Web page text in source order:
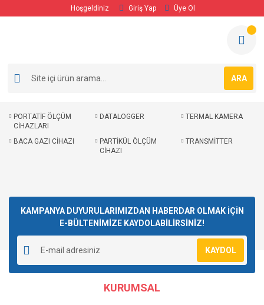
Hoşgeldiniz Giriş Yap Üye Ol
ARA
PORTATİF ÖLÇÜM
CİHAZLARI
DATALOGGER TERMAL KAMERA
BACA GAZI CİHAZI
PARTİKÜL ÖLÇÜM
CİHAZI
TRANSMİTTER
KAMPANYA DUYURULARIMIZDAN HABERDAR OLMAK İÇİN
E-BÜLTENİMİZE KAYDOLABİLİRSİNİZ!
KAYDOL
KURUMSAL